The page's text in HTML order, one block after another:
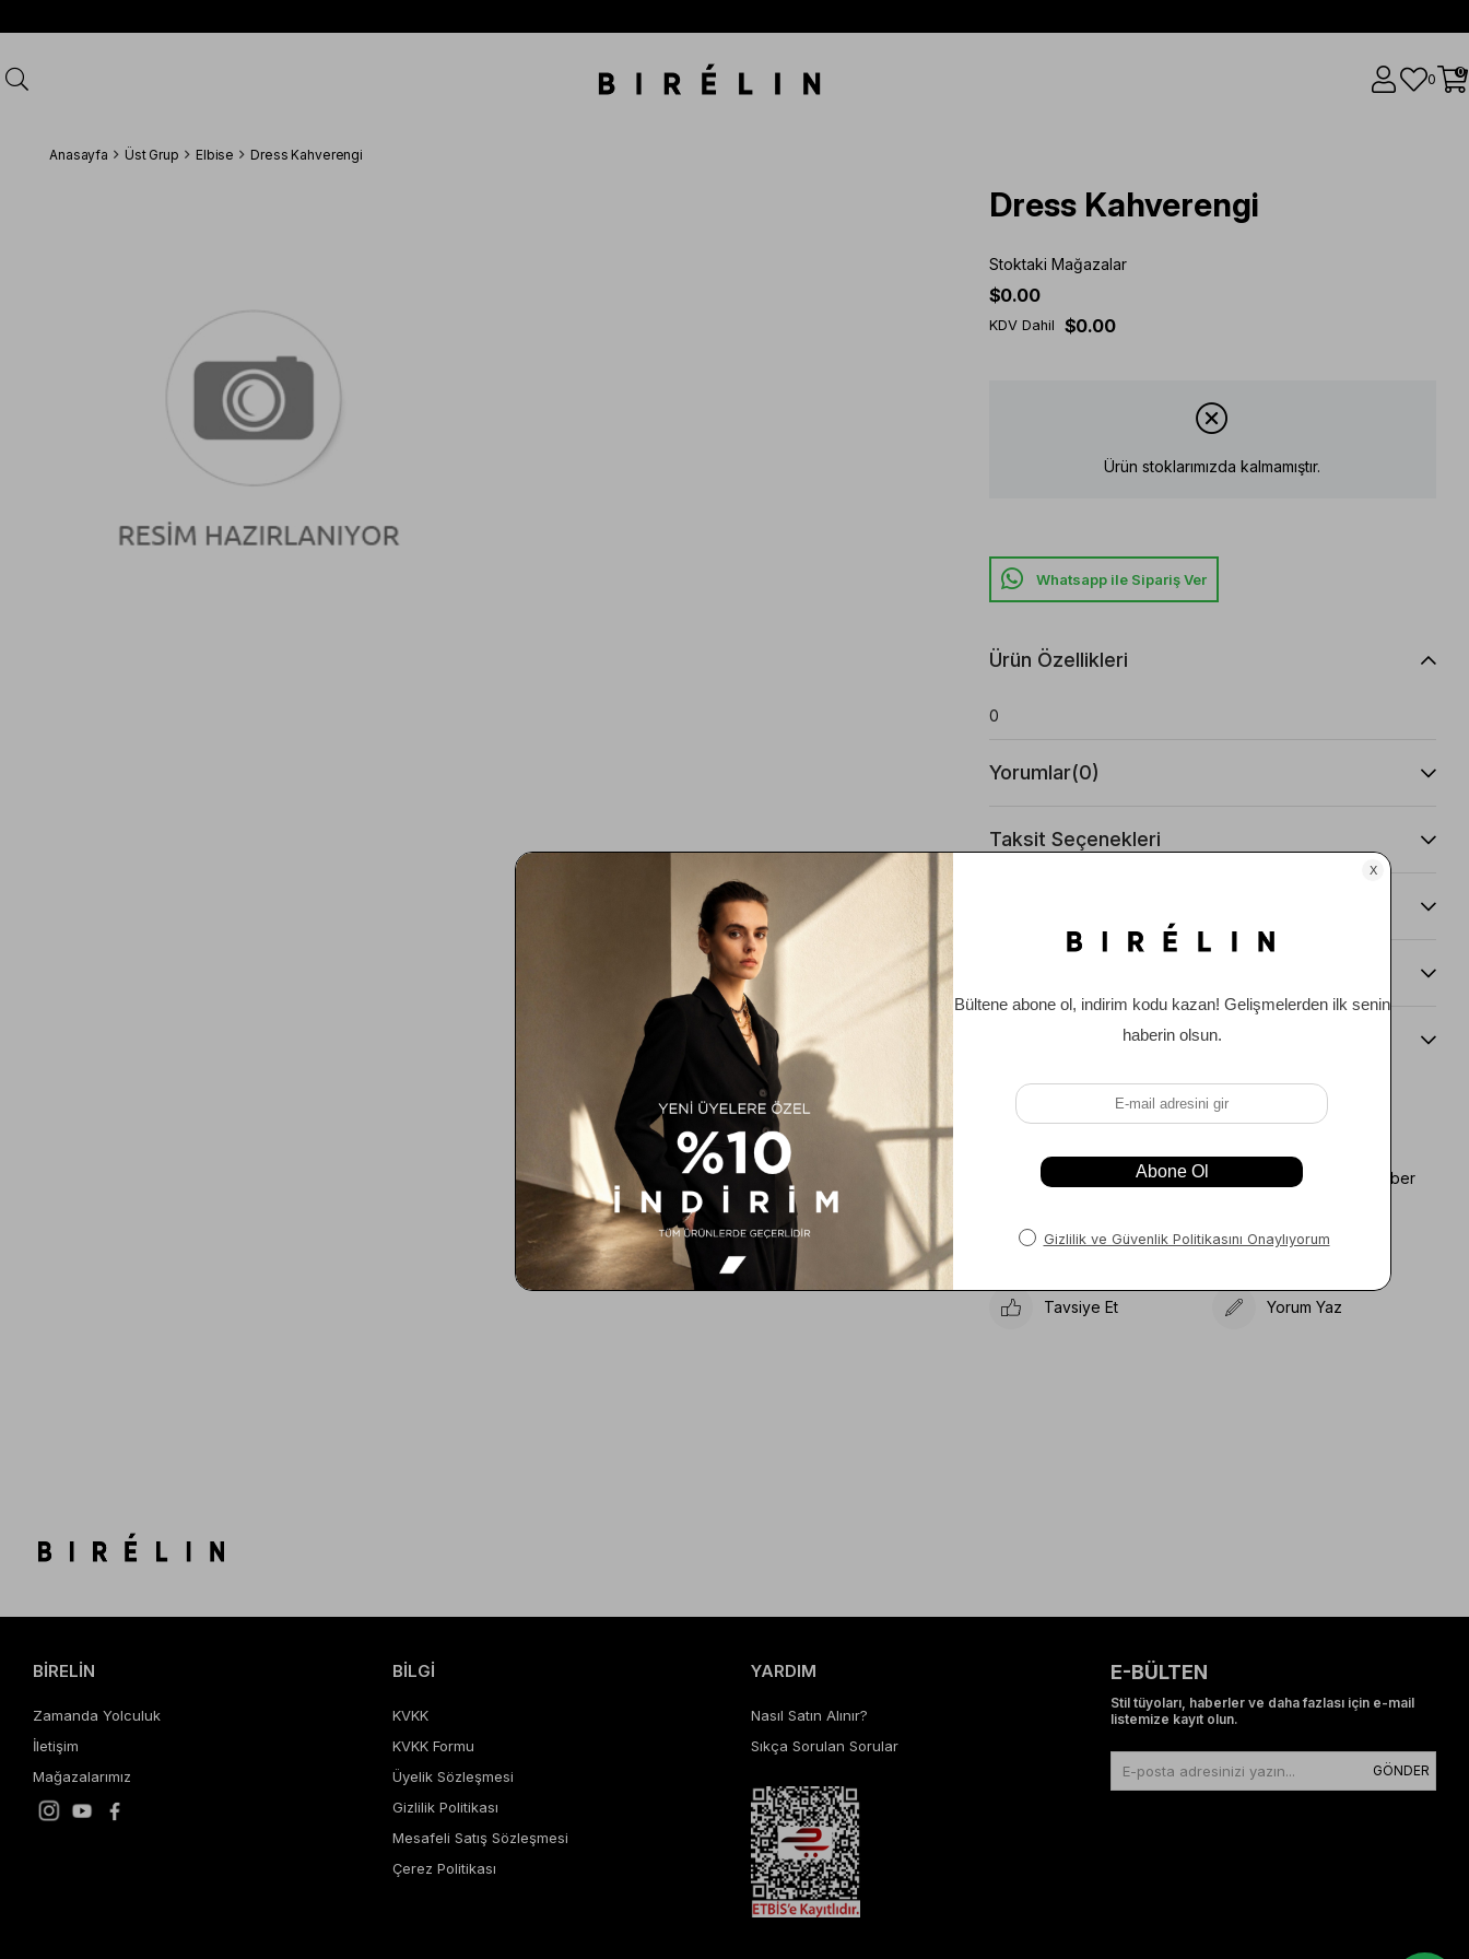
0 0
Anasayfa Üst Grup Elbise Dress Kahverengi
Dress Kahverengi
Stoktaki Mağazalar
$0.00
KDV Dahil $0.00
Ürün stoklarımızda kalmamıştır.
Whatsapp ile Sipariş Ver
Ürün Özellikleri
0
Yorumlar(0)
Taksit Seçenekleri
Beden Kılavuzu
Favorilere Ekle Koleksiyona Ekle
Karşılaştır
Fiyat Düşünce Haber
Gelince Haber Ver
Tavsiye Et Yorum Yaz
BİRELİN
Zamanda Yolculuk
İletişim
Mağazalarımız
BİLGİ
KVKK
KVKK Formu
Üyelik Sözleşmesi
Gizlilik Politikası
Mesafeli Satış Sözleşmesi
Çerez Politikası
YARDIM
Nasıl Satın Alınır?
Sıkça Sorulan Sorular
E-BÜLTEN
Stil tüyoları, haberler ve daha fazlası için e-mail
listemize kayıt olun.
GÖNDER